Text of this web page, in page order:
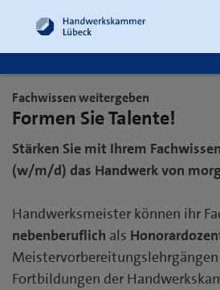
Suche
Fachwissen weitergeben
Formen Sie Talente!
Stärken Sie mit Ihrem
(w/m/d) das Handwerk von
Handwerksmeister können ihr
nebenberuflich als
Fortbildungen der